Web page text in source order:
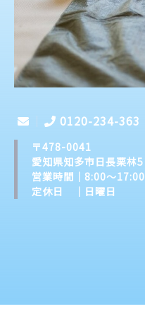
0120-234-363
〒478-0041
愛知県知多市日長栗林5
営業時間｜8:00～17:00
定休日 ｜日曜日